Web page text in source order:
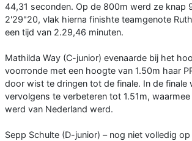
44,31 seconden. Op de 800m werd ze knap
2'29"20, vlak hierna finishte teamgenote
een tijd van 2.29,46 minuten.
Mathilda Way (C-junior) evenaarde bij het
voorronde met een hoogte van 1.50m haar
door wist te dringen tot de finale. In de finale
vervolgens te verbeteren tot 1.51m,
werd van Nederland werd.
Sepp Schulte (D-junior) – nog niet volledig